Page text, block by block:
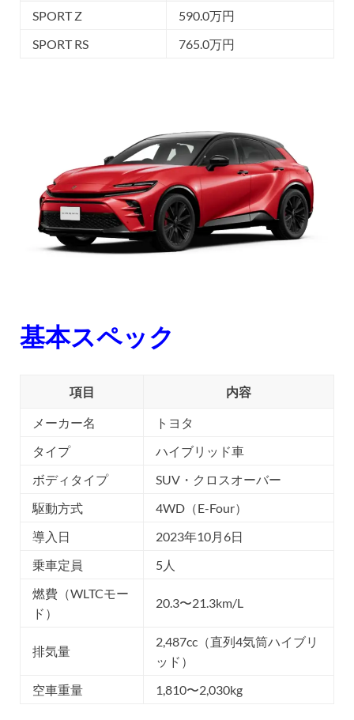
SPORT Z
590.0万円
SPORT RS
765.0万円
基本スペック
項目 内容
メーカー名
トヨタ
タイプ
ハイブリッド車
ボディタイプ
SUV・クロスオーバー
駆動方式
4WD（E-Four）
導入日
2023年10月6日
乗車定員
5人
燃費（WLTCモー
ド）
20.3〜21.3km/L
排気量
2,487cc（直列4気筒ハイブリ
ッド）
空車重量
1,810〜2,030kg